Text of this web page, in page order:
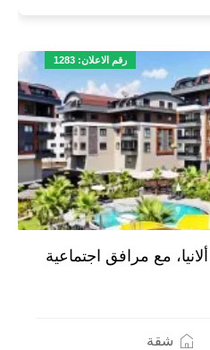
رقم الاعلان: 1283
ألانيا، مع مرافق اجتماعية
شقة